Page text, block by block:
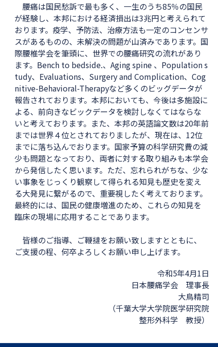
腰痛は国民愁訴で最も多く、一生のうち85％の国民
が経験し、本邦における経済損出は3兆円と考えられて
おります。疫学、予防法、治療方法も一定のコンセンサ
スがあるものの、未解決の問題が山済みであります。国
際腰椎学会を筆頭に、世界での腰痛研究の流れがあり
ます。Bench to bedside.、Aging spine 、Population s
tudy、Evaluations、Surgery and Complication、Cog
nitive-Behavioral-Therapyなど多くのビッグデータが
報告されております。本邦においても、今後は多施設に
よる、前向きなビックデータを検討しなくてはならな
いと考えております。また、本邦の英語論文数は20年前
までは世界４位とされておりましたが、現在は、12位
までに落ち込んでおります。国家予算の科学研究費の減
少も問題となっており、両者に対する取り組みも本学会
から発信したく思います。ただ、忘れられがちな、少な
い事象をじっくり観察して得られる知見も歴史を変え
る大発見に繋がるので、重要視したく考えております。
最終的には、国民の健康増進のため、これらの知見を
臨床の現場に応用することであります。
皆様のご指導、ご鞭撻をお願い致しますとともに、
ご支援の程、何卒よろしくお願い申し上げます。
令和5年4月1日
日本腰痛学会 理事長
大鳥精司
（千葉大学大学院医学研究院
整形外科学 教授）